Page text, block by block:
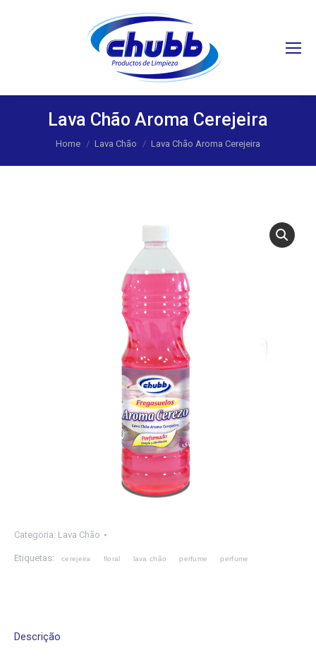
Lava Chão Aroma Cerejeira
You are here:
Home Lava Chão Lava Chão Aroma Cerejeira
Categoria: Lava Chão
Etiquetas: cerejeira floral lava chão perfume perfume
Descrição